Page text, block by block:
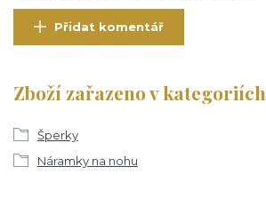
Přidat komentář
Zboží zařazeno v kategoriích
Šperky
Náramky na nohu